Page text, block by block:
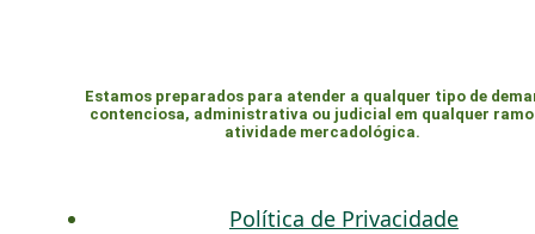
Estamos preparados para atender a qualquer tipo de
contenciosa, administrativa ou judicial em qualquer ramo
atividade mercadológica.
Política de Privacidade